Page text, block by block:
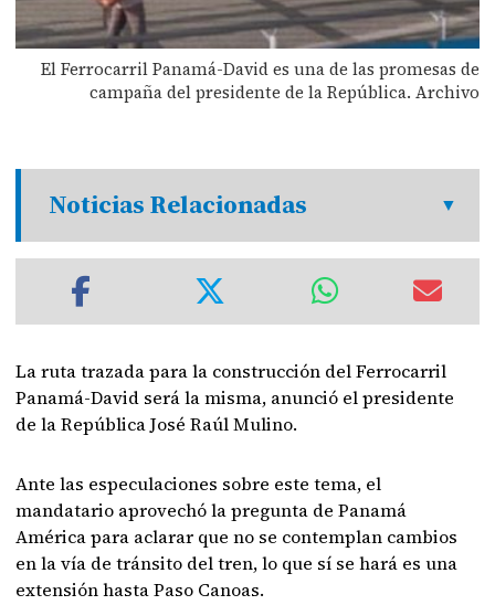
El Ferrocarril Panamá-David es una de las promesas de
campaña del presidente de la República. Archivo
Noticias Relacionadas
La ruta trazada para la construcción del Ferrocarril
Panamá-David será la misma, anunció el presidente
de la República José Raúl Mulino.
Ante las especulaciones sobre este tema, el
mandatario aprovechó la pregunta de Panamá
América para aclarar que no se contemplan cambios
en la vía de tránsito del tren, lo que sí se hará es una
extensión hasta Paso Canoas.